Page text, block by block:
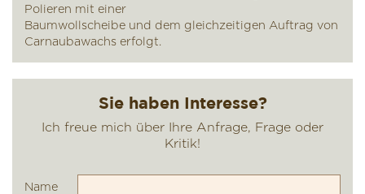
Polieren mit einer
Baumwollscheibe und dem gleichzeitigen Auftrag von
Carnaubawachs erfolgt.
Name